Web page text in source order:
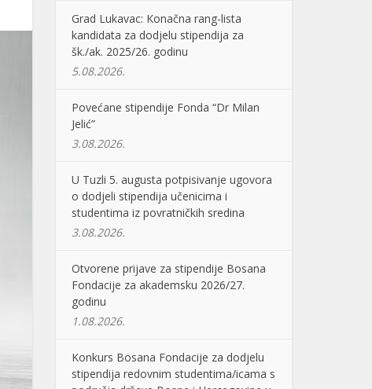
Grad Lukavac: Konačna rang-lista
kandidata za dodjelu stipendija za
šk./ak. 2025/26. godinu
5.08.2026.
Povećane stipendije Fonda “Dr Milan
Jelić”
3.08.2026.
U Tuzli 5. augusta potpisivanje ugovora
o dodjeli stipendija učenicima i
studentima iz povratničkih sredina
3.08.2026.
Otvorene prijave za stipendije Bosana
Fondacije za akademsku 2026/27.
godinu
1.08.2026.
Konkurs Bosana Fondacije za dodjelu
stipendija redovnim studentima/icama s